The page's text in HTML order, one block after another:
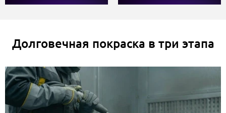
Долговечная покраска в три этапа